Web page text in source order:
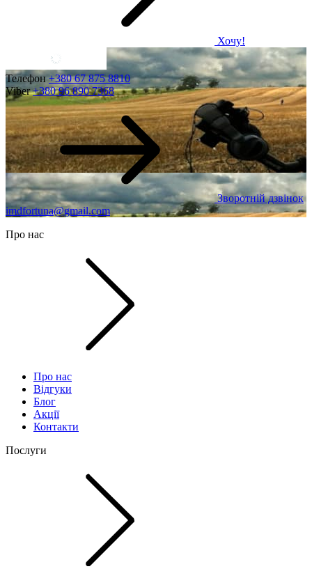
Хочу!
Телефон+380 67 875 8810
Viber+380 96 890 7368
Зворотній дзвінок
imdfortuna@gmail.com
Про нас
Про нас
Відгуки
Блог
Акції
Контакти
Послуги